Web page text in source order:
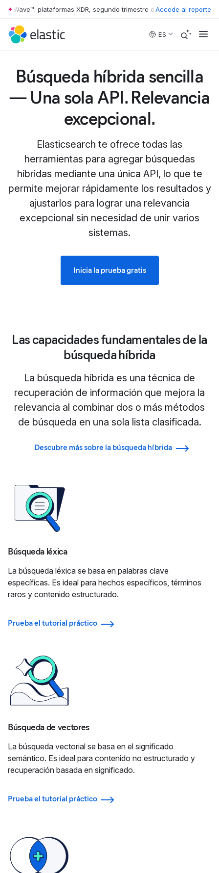
Skip to main content
Wave™: plataformas XDR, segundo trimestre de 2026 • The Forrester
Accede al reporte
ES
Búsqueda híbrida sencilla
— Una sola API. Relevancia
excepcional.
Elasticsearch te ofrece todas las
herramientas para agregar búsquedas
híbridas mediante una única API, lo que te
permite mejorar rápidamente los resultados y
ajustarlos para lograr una relevancia
excepcional sin necesidad de unir varios
sistemas.
Inicia la prueba gratis
Las capacidades fundamentales de la
búsqueda híbrida
La búsqueda híbrida es una técnica de
recuperación de información que mejora la
relevancia al combinar dos o más métodos
de búsqueda en una sola lista clasificada.
Descubre más sobre la búsqueda híbrida
Búsqueda léxica
La búsqueda léxica se basa en palabras clave
específicas. Es ideal para hechos específicos, términos
raros y contenido estructurado.
Prueba el tutorial práctico
Búsqueda de vectores
La búsqueda vectorial se basa en el significado
semántico. Es ideal para contenido no estructurado y
recuperación basada en significado.
Prueba el tutorial práctico